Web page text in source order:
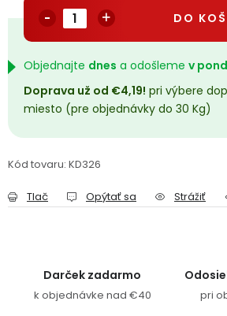
Přihlášení
DO
Objednajte dnes a odošleme v
Doprava už od €4,19! pri výbere
miesto (pre objednávky do 30 Kg)
Kód tovaru: KD326
Tlač Opýtať sa Strážiť
Darček zadarmo
k objednávke nad €40 pri